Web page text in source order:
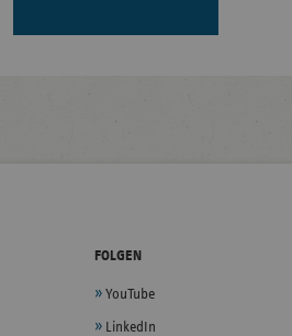
FOLGEN
YouTube
LinkedIn